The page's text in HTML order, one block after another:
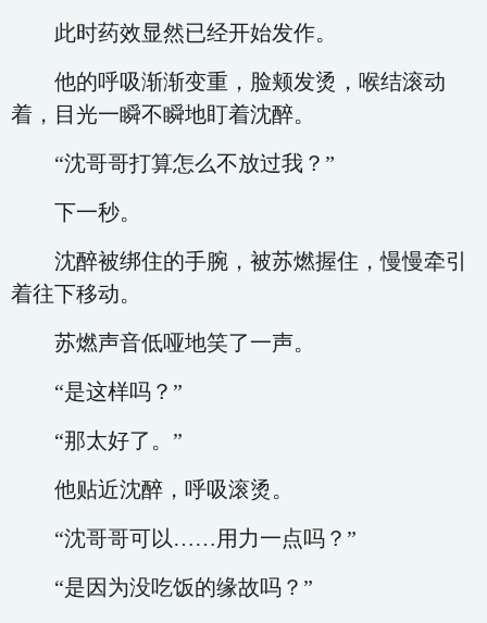
此时药效显然已经开始发作。
他的呼吸渐渐变重，脸颊发烫，喉结滚动
着，目光一瞬不瞬地盯着沈醉。
“沈哥哥打算怎么不放过我？”
下一秒。
沈醉被绑住的手腕，被苏燃握住，慢慢牵引
着往下移动。
苏燃声音低哑地笑了一声。
“是这样吗？”
“那太好了。”
他贴近沈醉，呼吸滚烫。
“沈哥哥可以……用力一点吗？”
“是因为没吃饭的缘故吗？”